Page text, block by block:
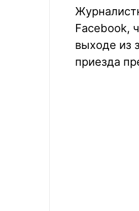
Facebook,
выходе из
приезда